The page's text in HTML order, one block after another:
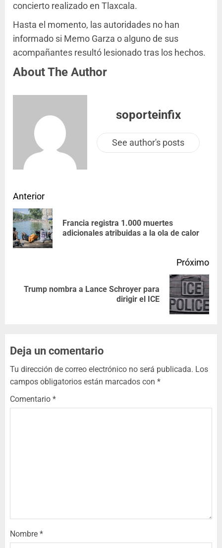
concierto realizado en Tlaxcala.
Hasta el momento, las autoridades no han
informado si Memo Garza o alguno de sus
acompañantes resultó lesionado tras los hechos.
About The Author
soporteinfix
See author's posts
Anterior
Francia registra 1.000 muertes
adicionales atribuidas a la ola de calor
Próximo
Trump nombra a Lance Schroyer para
dirigir el ICE
Deja un comentario
Tu dirección de correo electrónico no será publicada. Los
campos obligatorios están marcados con *
Comentario *
Nombre *